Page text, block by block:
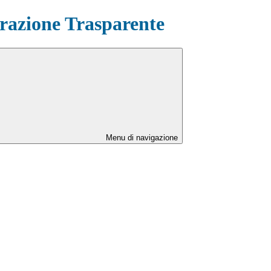
Trasparente
Menu di navigazione